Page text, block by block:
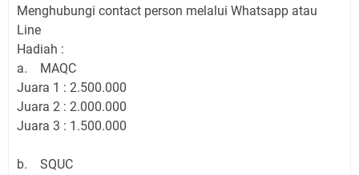
Menghubungi contact person melalui Whatsapp atau
Line
Hadiah :
a. MAQC
Juara 1 : 2.500.000
Juara 2 : 2.000.000
Juara 3 : 1.500.000
b. SQUC